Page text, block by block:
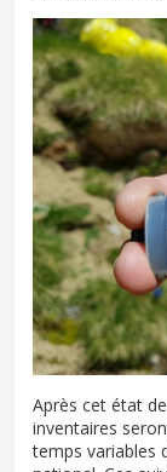
Après cet état
inventaires
temps variables